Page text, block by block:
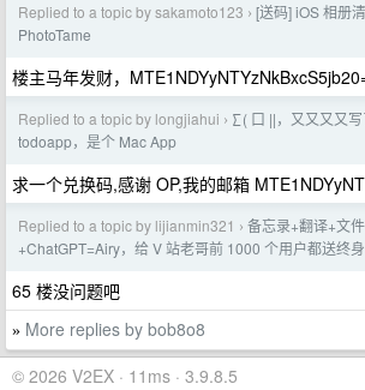
Replied to a topic by sakamoto123 › [送码] iOS 相册
PhotoTame
楼主马年发财，
Replied to a topic by longjiahui › ∑( 口 ||，又又又又
todoapp，是个 Mac App
求一个兑换码,感谢 OP,我的邮箱
Replied to a topic by lijianmin321 › 备忘录+翻译+文
+ChatGPT=Airy，给 V 站老哥前 1000 个用户都送终
65 楼没问题吧
» More replies by bob8o8
© 2026 V2EX · 11ms · 3.9.8.5